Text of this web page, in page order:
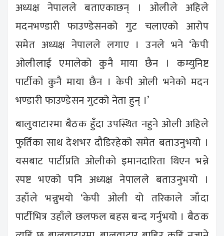
अध्यक्ष नेपालले बताएकाछन् । ओलीले अहिले
मदनभण्डारी फाउण्डेसनको गुट चलाएको आरोप
समेत अध्यक्ष नेपालले लगाए । उनले भने ‘केपी
ओलीलाई एमालेको कुनै माया छैन । कम्युनिष्ट
पार्टीको कुनै माया छैन । केपी ओली भनेको मदन
भण्डारी फाउण्डेसन गुटको नेता हुन् ।’
बालुवाटारमा बैठक हुँदा उपस्थित नहुने ओली अहिले
फुर्तिका साथ देशभर दौडिरहेको समेत बताउनुभयो ।
यसबाट पार्टीप्रति ओलीको इमानदारिता थिएन भन्ने
स्पष्ट भएको पनि अध्यक्ष नेपालले बताउनुभयो ।
उहाँले भन्नुभयो ‘केपी ओली यो तरिकाले जाँदा
पार्टीभित्र उहाँले छलफल बहस बन्द गर्नुभयो । बैठक